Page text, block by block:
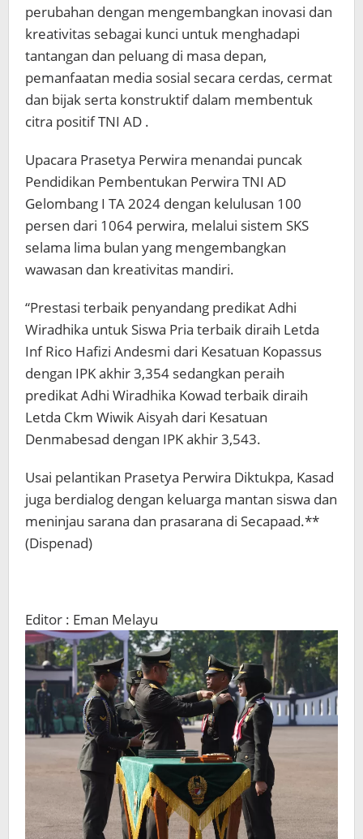
perubahan dengan mengembangkan inovasi dan
kreativitas sebagai kunci untuk menghadapi
tantangan dan peluang di masa depan,
pemanfaatan media sosial secara cerdas, cermat
dan bijak serta konstruktif dalam membentuk
citra positif TNI AD .
Upacara Prasetya Perwira menandai puncak
Pendidikan Pembentukan Perwira TNI AD
Gelombang I TA 2024 dengan kelulusan 100
persen dari 1064 perwira, melalui sistem SKS
selama lima bulan yang mengembangkan
wawasan dan kreativitas mandiri.
“Prestasi terbaik penyandang predikat Adhi
Wiradhika untuk Siswa Pria terbaik diraih Letda
Inf Rico Hafizi Andesmi dari Kesatuan Kopassus
dengan IPK akhir 3,354 sedangkan peraih
predikat Adhi Wiradhika Kowad terbaik diraih
Letda Ckm Wiwik Aisyah dari Kesatuan
Denmabesad dengan IPK akhir 3,543.
Usai pelantikan Prasetya Perwira Diktukpa, Kasad
juga berdialog dengan keluarga mantan siswa dan
meninjau sarana dan prasarana di Secapaad.**
(Dispenad)
Editor : Eman Melayu